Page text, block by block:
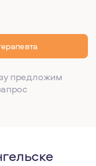
предложим